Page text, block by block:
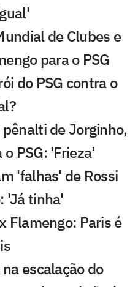
de Clubes e
para o PSG
do PSG contra o
de Jorginho,
PSG: 'Frieza'
'falhas' de Rossi
'Já tinha'
Flamengo: Paris é
escalação do